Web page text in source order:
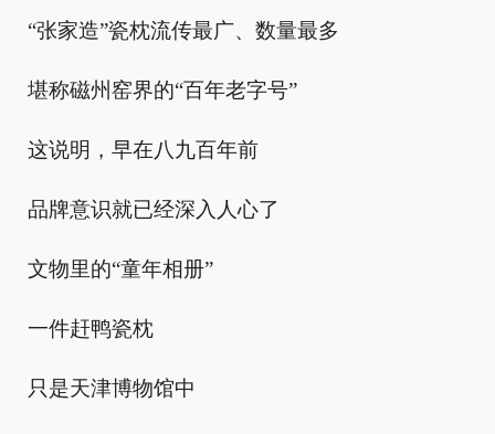
“张家造”瓷枕流传最广、数量最多
堪称磁州窑界的“百年老字号”
这说明，早在八九百年前
品牌意识就已经深入人心了
文物里的“童年相册”
一件赶鸭瓷枕
只是天津博物馆中